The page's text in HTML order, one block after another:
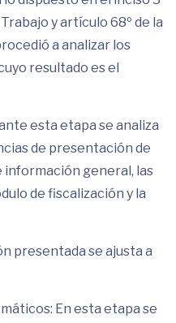
y artículo 68º de la
a analizar los
resultado es el
esta etapa se analiza
de presentación de
información general, las
de fiscalización y la
presentada se ajusta a
En esta etapa se